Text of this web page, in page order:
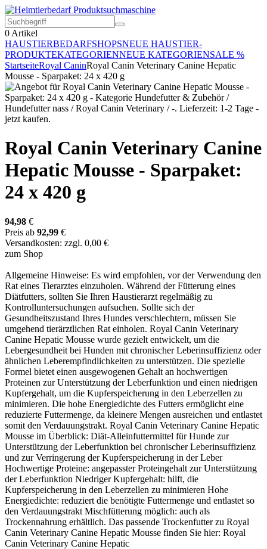
0 Artikel
HAUSTIERBEDARFSHOPSNEUE HAUSTIER-
PRODUKTEKATEGORIENNEUE KATEGORIENSALE %
StartseiteRoyal CaninRoyal Canin Veterinary Canine Hepatic
Mousse - Sparpaket: 24 x 420 g
Royal Canin Veterinary Canine
Hepatic Mousse - Sparpaket:
24 x 420 g
94,98 €
Preis ab 92,99 €
Versandkosten: zzgl. 0,00 €
zum Shop
Allgemeine Hinweise: Es wird empfohlen, vor der Verwendung den
Rat eines Tierarztes einzuholen. Während der Fütterung eines
Diätfutters, sollten Sie Ihren Haustierarzt regelmäßig zu
Kontrolluntersuchungen aufsuchen. Sollte sich der
Gesundheitszustand Ihres Hundes verschlechtern, müssen Sie
umgehend tierärztlichen Rat einholen. Royal Canin Veterinary
Canine Hepatic Mousse wurde gezielt entwickelt, um die
Lebergesundheit bei Hunden mit chronischer Leberinsuffizienz oder
ähnlichen Leberempfindlichkeiten zu unterstützen. Die spezielle
Formel bietet einen ausgewogenen Gehalt an hochwertigen
Proteinen zur Unterstützung der Leberfunktion und einen niedrigen
Kupfergehalt, um die Kupferspeicherung in den Leberzellen zu
minimieren. Die hohe Energiedichte des Futters ermöglicht eine
reduzierte Futtermenge, da kleinere Mengen ausreichen und entlastet
somit den Verdauungstrakt. Royal Canin Veterinary Canine Hepatic
Mousse im Überblick: Diät-Alleinfuttermittel für Hunde zur
Unterstützung der Leberfunktion bei chronischer Leberinsuffizienz
und zur Verringerung der Kupferspeicherung in der Leber
Hochwertige Proteine: angepasster Proteingehalt zur Unterstützung
der Leberfunktion Niedriger Kupfergehalt: hilft, die
Kupferspeicherung in den Leberzellen zu minimieren Hohe
Energiedichte: reduziert die benötigte Futtermenge und entlastet so
den Verdauungstrakt Mischfütterung möglich: auch als
Trockennahrung erhältlich. Das passende Trockenfutter zu Royal
Canin Veterinary Canine Hepatic Mousse finden Sie hier: Royal
Canin Veterinary Canine Hepatic